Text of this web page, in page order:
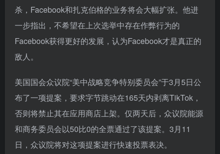
杀，Facebook和扎克伯格的业务将会大幅扩张。他进
一步指出，不希望在上次选举中存在作弊行为的
Facebook获得更好的发展，认为Facebook才是真正的
敌人。
美国国会众议院“美中战略竞争特别委员会”于3月5日公
布了一项提案，要求字节跳动在165天内剥离TikTok，
否则将禁止其在应用商店上架。仅两天后，众议院能源
和商务委员会以50比0的全票通过了该提案。3月11
日，众议院将对这项提案进行快速投票表决。